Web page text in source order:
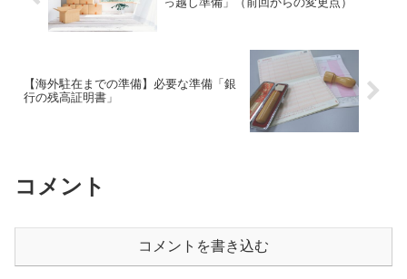
【海外駐在までの準備】必要な準備「銀
行の残高証明書」
コメント
コメントを書き込む